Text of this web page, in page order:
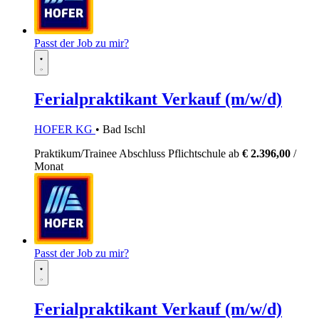
Passt der Job zu mir?
Ferialpraktikant Verkauf (m/w/d)
HOFER KG • Bad Ischl
Praktikum/Trainee Abschluss Pflichtschule ab € 2.396,00 /
Monat
Passt der Job zu mir?
Ferialpraktikant Verkauf (m/w/d)